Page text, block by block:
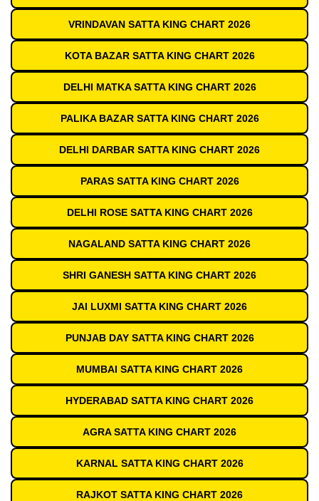
VRINDAVAN SATTA KING CHART 2026
KOTA BAZAR SATTA KING CHART 2026
DELHI MATKA SATTA KING CHART 2026
PALIKA BAZAR SATTA KING CHART 2026
DELHI DARBAR SATTA KING CHART 2026
PARAS SATTA KING CHART 2026
DELHI ROSE SATTA KING CHART 2026
NAGALAND SATTA KING CHART 2026
SHRI GANESH SATTA KING CHART 2026
JAI LUXMI SATTA KING CHART 2026
PUNJAB DAY SATTA KING CHART 2026
MUMBAI SATTA KING CHART 2026
HYDERABAD SATTA KING CHART 2026
AGRA SATTA KING CHART 2026
KARNAL SATTA KING CHART 2026
RAJKOT SATTA KING CHART 2026